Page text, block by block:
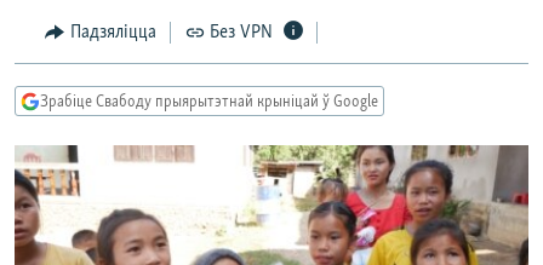
навігацыі
Перайсьці
да
ЭКАНОМІКА
ПАЛІТВЯЗЬНІ
КУЛЬТУРА
КАЛЯНДАР
ПАДКАСТЫ
PREMIUM
НА ХВАЛЯХ СВАБОДЫ
ПАДКАСТЫ
Усе сайты РС/РСЭ
Падзяліцца Без VPN
Зрабіце Свабоду прыярытэтнай крыніцай ў Google